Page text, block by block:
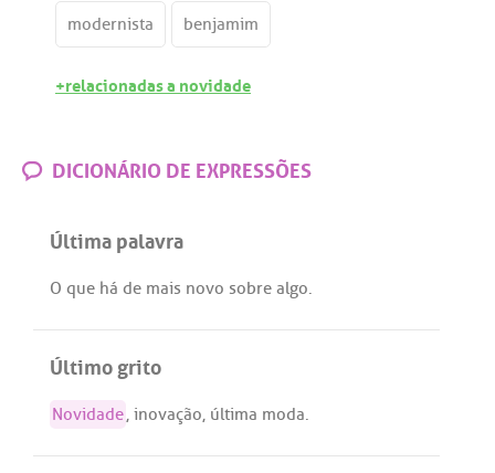
modernista benjamim
+relacionadas a novidade
DICIONÁRIO DE EXPRESSÕES
Última palavra
O que há de mais novo sobre algo.
Último grito
Novidade, inovação, última moda.